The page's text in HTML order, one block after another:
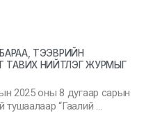
ТЭЭВРИЙН
ТАВИХ НИЙТЛЭГ ЖУРМЫГ
2025 оны 8 дугаар сарын
“Гаалий …